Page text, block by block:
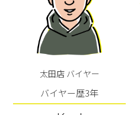
太田店 バイヤー
バイヤー歴3年